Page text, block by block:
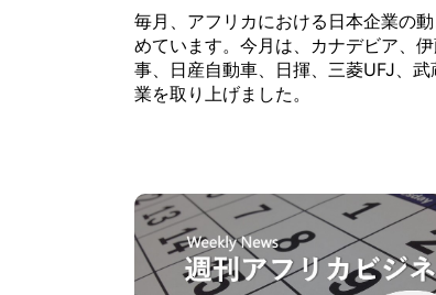
毎月、アフリカにおける日本企業の
めています。今月は、カナデビア、
事、日産自動車、日揮、三菱UFJ、武
業を取り上げました。